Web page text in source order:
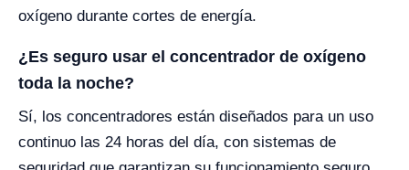
oxígeno durante cortes de energía.
¿Es seguro usar el concentrador de oxígeno
toda la noche?
Sí, los concentradores están diseñados para un uso
continuo las 24 horas del día, con sistemas de